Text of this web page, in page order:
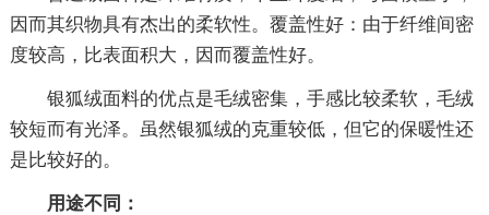
因而其织物具有杰出的柔软性。覆盖性好：由于纤维间密
度较高，比表面积大，因而覆盖性好。
银狐绒面料的优点是毛绒密集，手感比较柔软，毛绒
较短而有光泽。虽然银狐绒的克重较低，但它的保暖性还
是比较好的。
用途不同：